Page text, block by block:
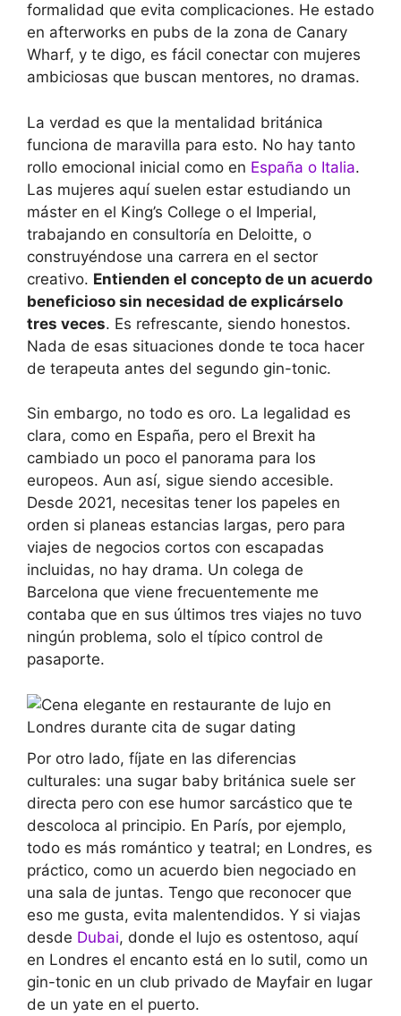
formalidad que evita complicaciones. He estado
en afterworks en pubs de la zona de Canary
Wharf, y te digo, es fácil conectar con mujeres
ambiciosas que buscan mentores, no dramas.
La verdad es que la mentalidad británica
funciona de maravilla para esto. No hay tanto
rollo emocional inicial como en España o Italia.
Las mujeres aquí suelen estar estudiando un
máster en el King’s College o el Imperial,
trabajando en consultoría en Deloitte, o
construyéndose una carrera en el sector
creativo. Entienden el concepto de un acuerdo
beneficioso sin necesidad de explicárselo
tres veces. Es refrescante, siendo honestos.
Nada de esas situaciones donde te toca hacer
de terapeuta antes del segundo gin-tonic.
Sin embargo, no todo es oro. La legalidad es
clara, como en España, pero el Brexit ha
cambiado un poco el panorama para los
europeos. Aun así, sigue siendo accesible.
Desde 2021, necesitas tener los papeles en
orden si planeas estancias largas, pero para
viajes de negocios cortos con escapadas
incluidas, no hay drama. Un colega de
Barcelona que viene frecuentemente me
contaba que en sus últimos tres viajes no tuvo
ningún problema, solo el típico control de
pasaporte.
Por otro lado, fíjate en las diferencias
culturales: una sugar baby británica suele ser
directa pero con ese humor sarcástico que te
descoloca al principio. En París, por ejemplo,
todo es más romántico y teatral; en Londres, es
práctico, como un acuerdo bien negociado en
una sala de juntas. Tengo que reconocer que
eso me gusta, evita malentendidos. Y si viajas
desde Dubai, donde el lujo es ostentoso, aquí
en Londres el encanto está en lo sutil, como un
gin-tonic en un club privado de Mayfair en lugar
de un yate en el puerto.